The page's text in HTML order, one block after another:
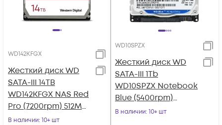
WD142KFGX
Жесткий диск WD
SATA-III 14TB
WD142KFGX NAS Red
Pro (7200rpm) 512Mb
3.5"
В наличии: 10+ шт
WD10SPZX
Жесткий диск WD
SATA-III 1Tb
WD10SPZX Notebook
Blue (5400rpm)
128Mb 2.5"
В наличии: 10+ шт